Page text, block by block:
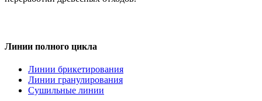
Линии полного цикла
Линии брикетирования
Линии гранулирования
Сушильные линии